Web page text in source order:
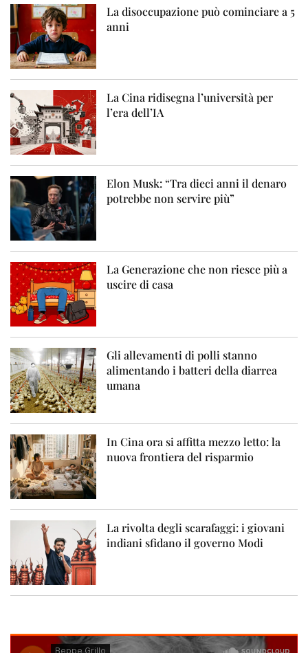
La disoccupazione può cominciare a 5
anni
La Cina ridisegna l’università per
l’era dell’IA
Elon Musk: “Tra dieci anni il denaro
potrebbe non servire più”
La Generazione che non riesce più a
uscire di casa
Gli allevamenti di polli stanno
alimentando i batteri della diarrea
umana
In Cina ora si affitta mezzo letto: la
nuova frontiera del risparmio
La rivolta degli scarafaggi: i giovani
indiani sfidano il governo Modi